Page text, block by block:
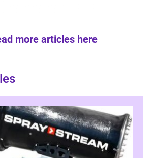
more articles here